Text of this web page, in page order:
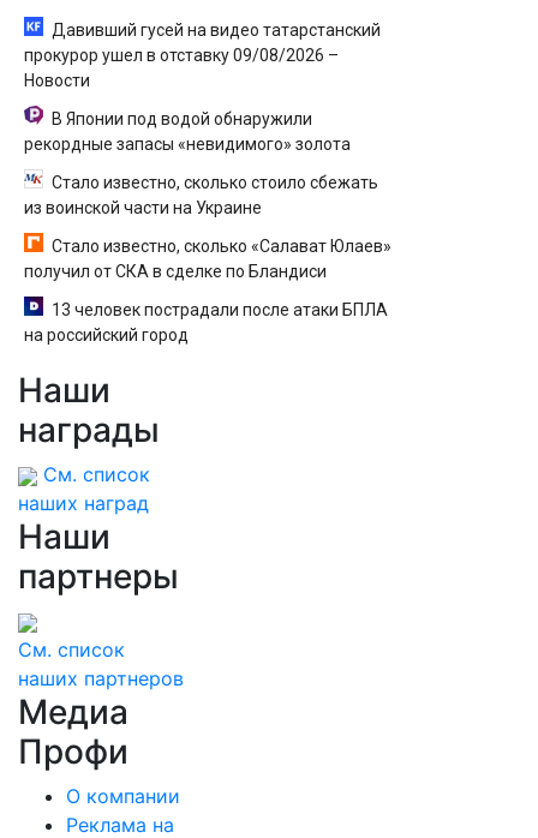
Давивший гусей на видео татарстанский
прокурор ушел в отставку 09/08/2026 –
Новости
В Японии под водой обнаружили
рекордные запасы «невидимого» золота
Стало известно, сколько стоило сбежать
из воинской части на Украине
Стало известно, сколько «Салават Юлаев»
получил от СКА в сделке по Бландиси
13 человек пострадали после атаки БПЛА
на российский город
Наши
награды
См. список
наших наград
Наши
партнеры
См. список
наших партнеров
Медиа
Профи
О компании
Реклама на